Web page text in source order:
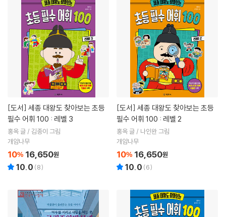
[도서]
필수 어휘 100 : 레벨 3
홍옥 글 / 김종이 그림
개암나무
10% 16,650원
10.0 (8)
[도서]
필수 어휘 100 : 레벨 2
홍옥 글 / 나인완 그림
개암나무
10% 16,650원
10.0 (6)